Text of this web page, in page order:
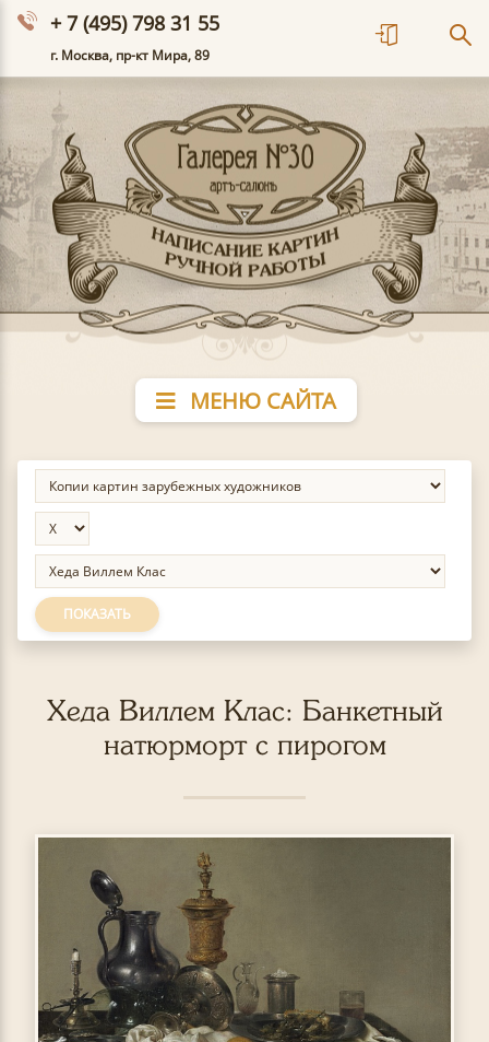
+ 7 (495) 798 31 55
г. Москва, пр-кт Мира, 89
МЕНЮ САЙТА
ПОКАЗАТЬ
Хеда Виллем Клас: Банкетный
натюрморт с пирогом